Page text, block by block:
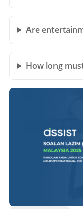
Are
How long